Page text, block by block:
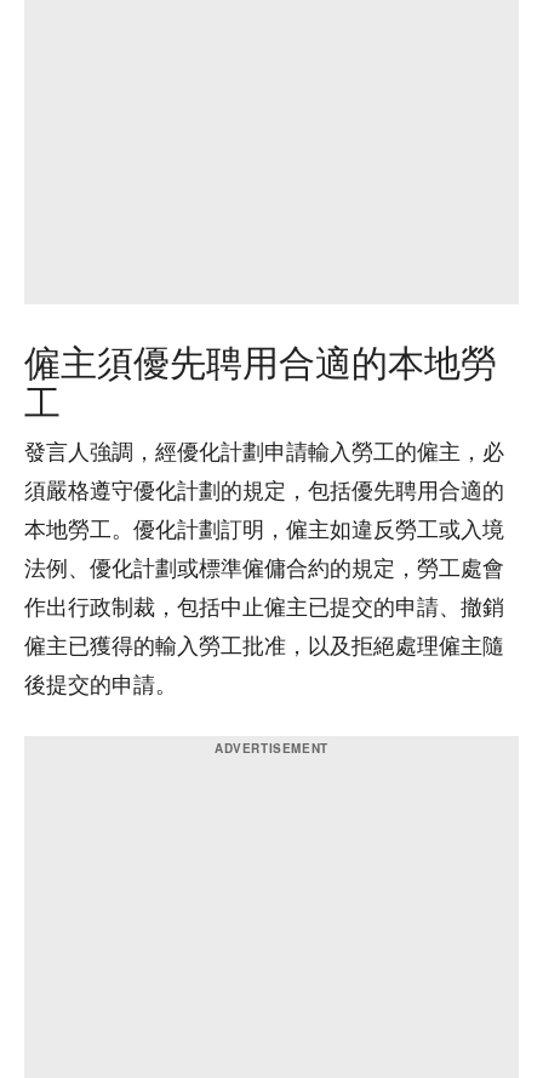
僱主須優先聘用合適的本地勞
工
發言人強調，經優化計劃申請輸入勞工的僱主，必
須嚴格遵守優化計劃的規定，包括優先聘用合適的
本地勞工。優化計劃訂明，僱主如違反勞工或入境
法例、優化計劃或標準僱傭合約的規定，勞工處會
作出行政制裁，包括中止僱主已提交的申請、撤銷
僱主已獲得的輸入勞工批准，以及拒絕處理僱主隨
後提交的申請。